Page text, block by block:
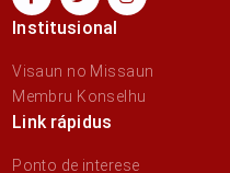
Institusional
Visaun no Missaun
Membru Konselhu
Link rápidus
Ponto de interese